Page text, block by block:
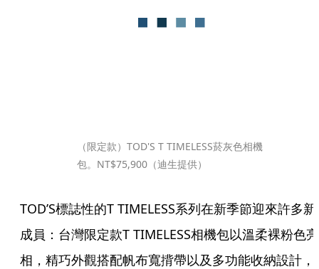
（限定款）TOD'S T TIMELESS菸灰色相機
包。NT$75,900（迪生提供）
TOD’S標誌性的T TIMELESS系列在新季節迎來許多新
成員：台灣限定款T TIMELESS相機包以溫柔裸粉色亮
相，精巧外觀搭配帆布寬揹帶以及多功能收納設計，